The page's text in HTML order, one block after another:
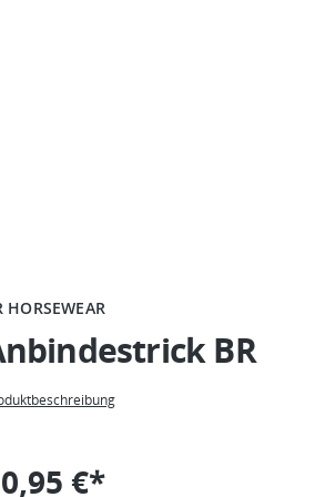
HORSEWEAR
BR
€*